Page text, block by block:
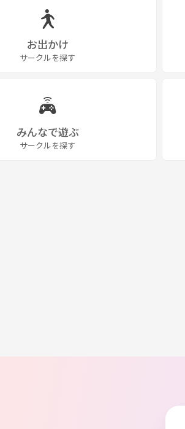
お出かけ
サークルを探す
みんなで遊ぶ
サークルを探す